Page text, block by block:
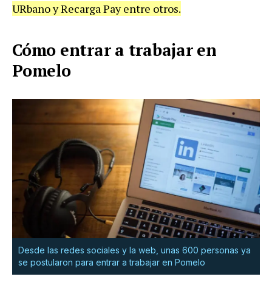
URbano y Recarga Pay entre otros.
Cómo entrar a trabajar en
Pomelo
Desde las redes sociales y la web, unas 600 personas ya
se postularon para entrar a trabajar en Pomelo